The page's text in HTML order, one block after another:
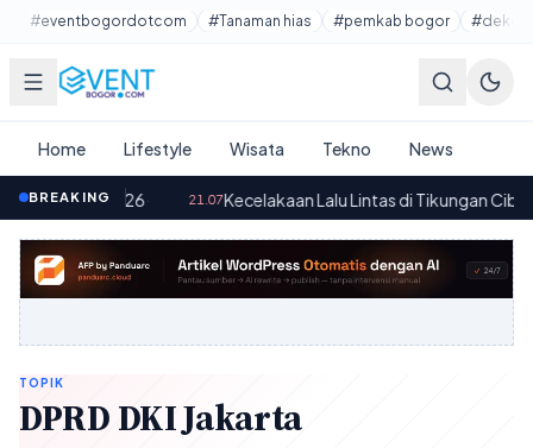
Lewati ke konten utama
#eventbogordotcom #Tanaman hias #pemkab bogor
Home Lifestyle Wisata Tekno News
BREAKING
2026 Kecelakaan Lalu Lintas di Tikungan
TOPIK
DPRD DKI Jakarta